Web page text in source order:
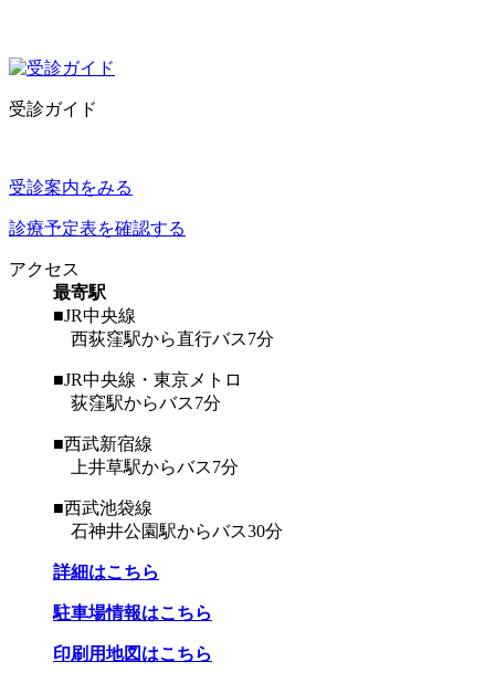
受診ガイド
受診案内をみる
診療予定表を確認する
アクセス
最寄駅
■JR中央線
西荻窪駅から直行バス7分
■JR中央線・東京メトロ
荻窪駅からバス7分
■西武新宿線
上井草駅からバス7分
■西武池袋線
石神井公園駅からバス30分
詳細はこちら
駐車場情報はこちら
印刷用地図はこちら